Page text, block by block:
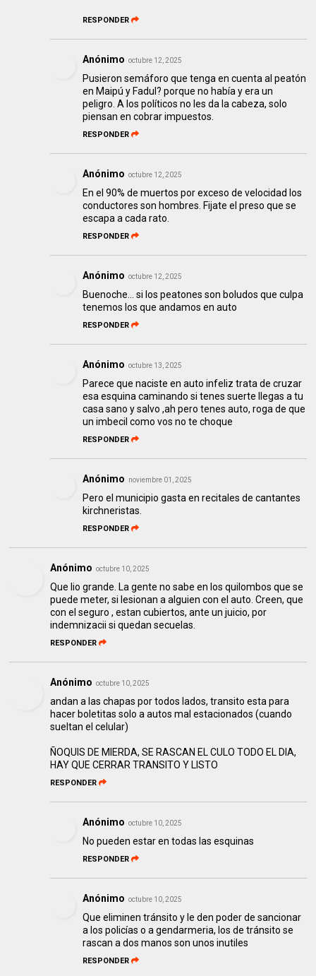
RESPONDER
Anónimo octubre 12, 2025
Pusieron semáforo que tenga en cuenta al peatón
en Maipú y Fadul? porque no había y era un
peligro. A los políticos no les da la cabeza, solo
piensan en cobrar impuestos.
RESPONDER
Anónimo octubre 12, 2025
En el 90% de muertos por exceso de velocidad los
conductores son hombres. Fijate el preso que se
escapa a cada rato.
RESPONDER
Anónimo octubre 12, 2025
Buenoche... si los peatones son boludos que culpa
tenemos los que andamos en auto
RESPONDER
Anónimo octubre 13, 2025
Parece que naciste en auto infeliz trata de cruzar
esa esquina caminando si tenes suerte llegas a tu
casa sano y salvo ,ah pero tenes auto, roga de que
un imbecil como vos no te choque
RESPONDER
Anónimo noviembre 01, 2025
Pero el municipio gasta en recitales de cantantes
kirchneristas.
RESPONDER
Anónimo octubre 10, 2025
Que lio grande. La gente no sabe en los quilombos que se
puede meter, si lesionan a alguien con el auto. Creen, que
con el seguro , estan cubiertos, ante un juicio, por
indemnizacii si quedan secuelas.
RESPONDER
Anónimo octubre 10, 2025
andan a las chapas por todos lados, transito esta para
hacer boletitas solo a autos mal estacionados (cuando
sueltan el celular)
ÑOQUIS DE MIERDA, SE RASCAN EL CULO TODO EL DIA,
HAY QUE CERRAR TRANSITO Y LISTO
RESPONDER
Anónimo octubre 10, 2025
No pueden estar en todas las esquinas
RESPONDER
Anónimo octubre 10, 2025
Que eliminen tránsito y le den poder de sancionar
a los policías o a gendarmeria, los de tránsito se
rascan a dos manos son unos inutiles
RESPONDER